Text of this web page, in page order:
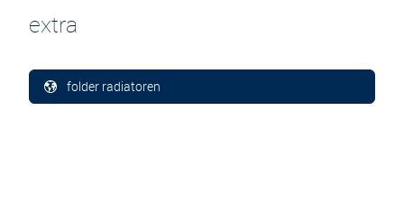
extra
folder radiatoren